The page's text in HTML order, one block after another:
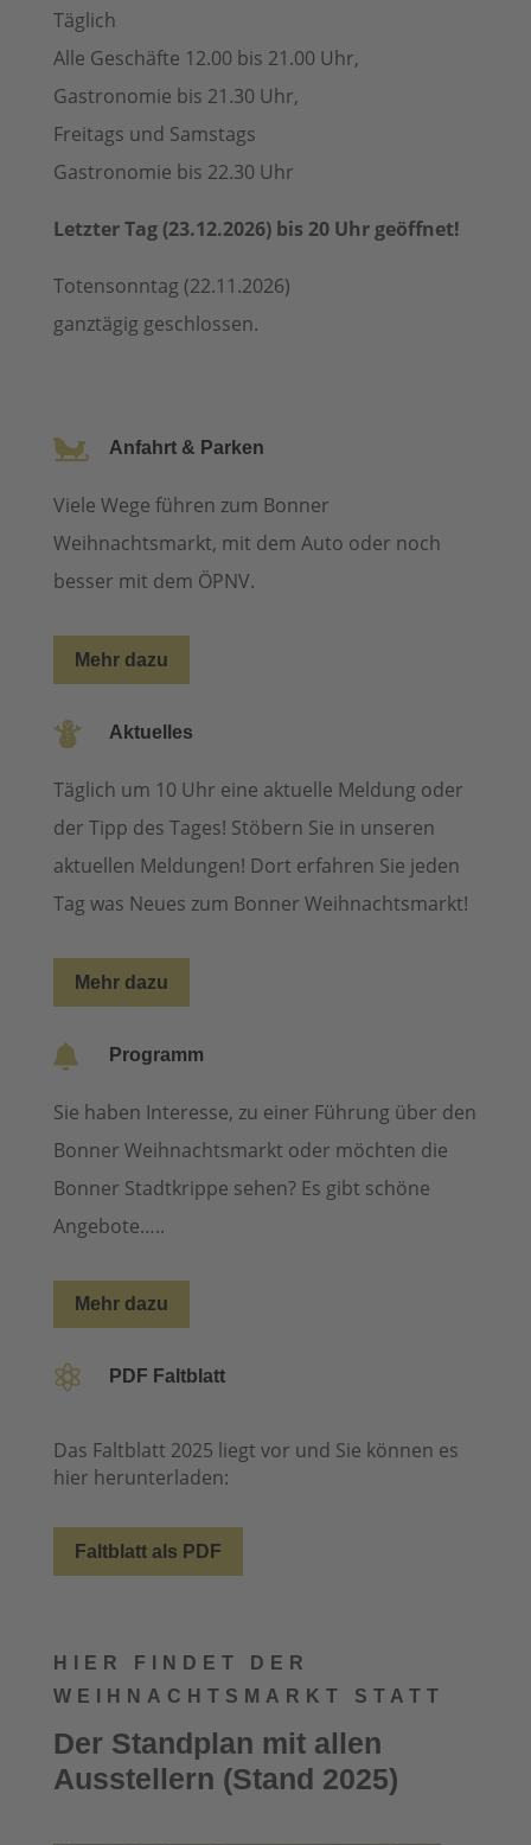
Täglich
Alle Geschäfte 12.00 bis 21.00 Uhr,
Gastronomie bis 21.30 Uhr,
Freitags und Samstags
Gastronomie bis 22.30 Uhr
Letzter Tag (23.12.2026) bis 20 Uhr geöffnet!
Totensonntag (22.11.2026)
ganztägig geschlossen.
 Anfahrt & Parken
Viele Wege führen zum Bonner
Weihnachtsmarkt, mit dem Auto oder noch
besser mit dem ÖPNV.
Mehr dazu
 Aktuelles
Täglich um 10 Uhr eine aktuelle Meldung oder
der Tipp des Tages! Stöbern Sie in unseren
aktuellen Meldungen! Dort erfahren Sie jeden
Tag was Neues zum Bonner Weihnachtsmarkt!
Mehr dazu
 Programm
Sie haben Interesse, zu einer Führung über den
Bonner Weihnachtsmarkt oder möchten die
Bonner Stadtkrippe sehen? Es gibt schöne
Angebote…..
Mehr dazu
 PDF Faltblatt
Das Faltblatt 2025 liegt vor und Sie können es
hier herunterladen:
Faltblatt als PDF
HIER FINDET DER
WEIHNACHTSMARKT STATT
Der Standplan mit allen
Ausstellern (Stand 2025)